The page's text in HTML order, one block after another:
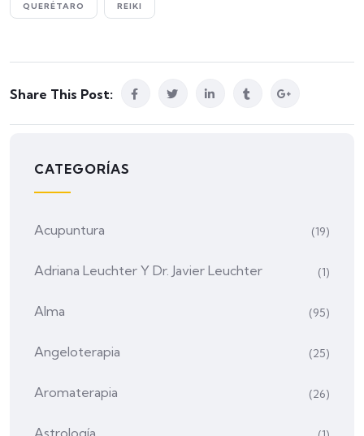
QUERÉTARO REIKI
Share This Post:
CATEGORÍAS
Acupuntura (19)
Adriana Leuchter Y Dr. Javier Leuchter (1)
Alma (95)
Angeloterapia (25)
Aromaterapia (26)